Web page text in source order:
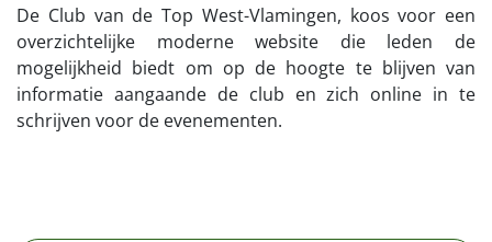
De Club van de Top West-Vlamingen, koos voor een
overzichtelijke moderne website die leden de
mogelijkheid biedt om op de hoogte te blijven van
informatie aangaande de club en zich online in te
schrijven voor de evenementen.